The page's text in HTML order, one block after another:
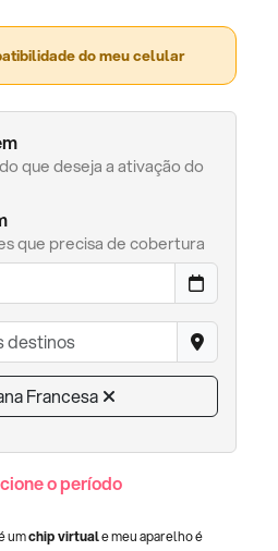
do meu celular
que deseja a ativação do
que precisa de cobertura
Francesa
o período
umchip virtuale meu aparelho é